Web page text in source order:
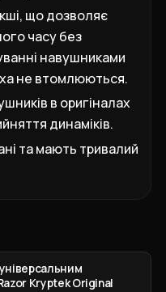
що дозволяє
часу без
навушниками
не втомлюються.
в оригіналах
динаміків.
та мають тривалий
Kryptek Original